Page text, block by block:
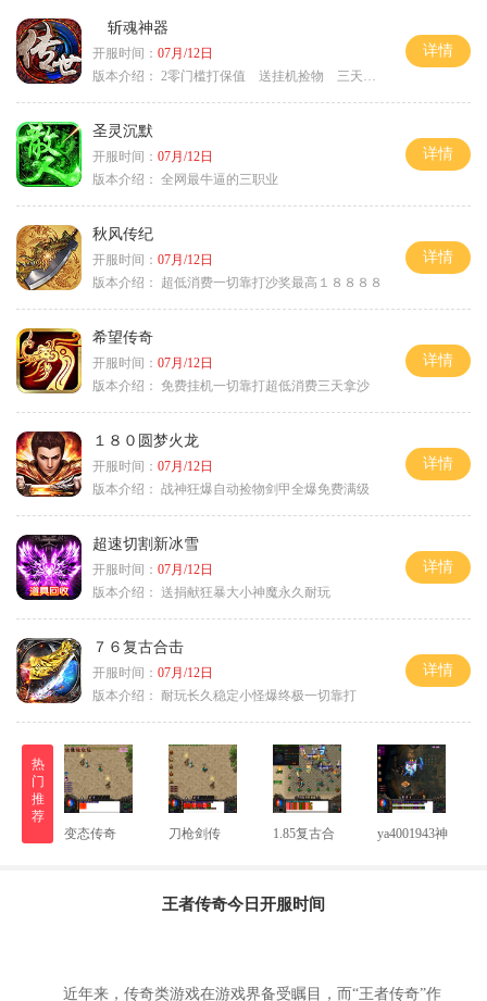
斩魂神器
开服时间： 07月/12日
版本介绍： 2零门槛打保值 送挂机捡物 三天合区
详情
圣灵沉默
开服时间： 07月/12日
版本介绍： 全网最牛逼的三职业
详情
秋风传纪
开服时间： 07月/12日
版本介绍：
超低消费一切靠打沙奖最高１８８８８
详情
希望传奇
开服时间： 07月/12日
版本介绍： 免费挂机一切靠打超低消费三天拿沙
详情
１８０圆梦火龙
开服时间： 07月/12日
版本介绍： 战神狂爆自动捡物剑甲全爆免费满级
详情
超速切割新冰雪
开服时间： 07月/12日
版本介绍： 送捐献狂暴大小神魔永久耐玩
详情
７６复古合击
开服时间： 07月/12日
版本介绍： 耐玩长久稳定小怪爆终极一切靠打
详情
热
门
推
荐
变态传奇
刀枪剑传 1.85复古合 ya4001943神
王者传奇今日开服时间
近年来，传奇类游戏在游戏界备受瞩目，而“王者传奇”作